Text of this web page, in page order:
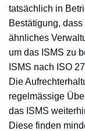
tatsächlich in
Bestätigung,
ähnliches
um das ISMS zu
ISMS nach ISO
Die
regelmässige
das ISMS
Diese finden